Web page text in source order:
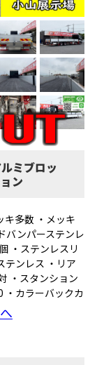
ミブロッ
ン
キ多数 ・メッキ
バンパーステンレ
・ステンレスリ
テンレス ・リア
・スタンション
・カラーバックカ